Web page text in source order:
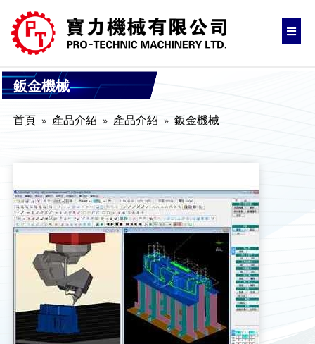
鈑金機械
首頁 產品介紹 產品介紹 鈑金機械